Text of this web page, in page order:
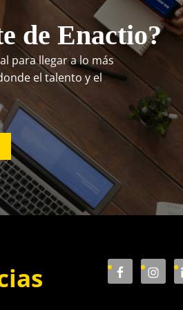
de Enactio?
para llegar a lo más
el talento y el